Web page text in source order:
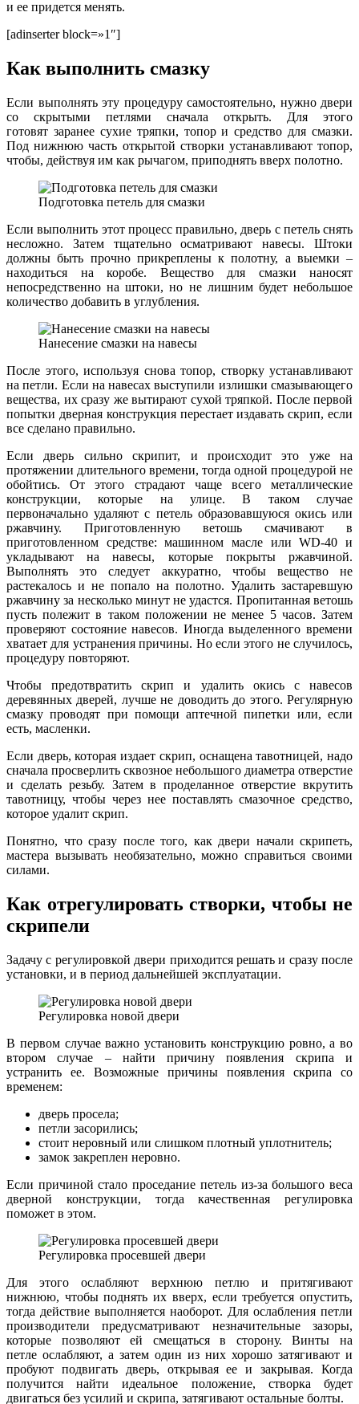
и ее придется менять.
[adinserter block=»1″]
Как выполнить смазку
Если выполнять эту процедуру самостоятельно, нужно двери
со скрытыми петлями сначала открыть. Для этого
готовят заранее сухие тряпки, топор и средство для смазки.
Под нижнюю часть открытой створки устанавливают топор,
чтобы, действуя им как рычагом, приподнять вверх полотно.
Подготовка петель для смазки
Если выполнить этот процесс правильно, дверь с петель снять
несложно. Затем тщательно осматривают навесы. Штоки
должны быть прочно прикреплены к полотну, а выемки –
находиться на коробе. Вещество для смазки наносят
непосредственно на штоки, но не лишним будет небольшое
количество добавить в углубления.
Нанесение смазки на навесы
После этого, используя снова топор, створку устанавливают
на петли. Если на навесах выступили излишки смазывающего
вещества, их сразу же вытирают сухой тряпкой. После первой
попытки дверная конструкция перестает издавать скрип, если
все сделано правильно.
Если дверь сильно скрипит, и происходит это уже на
протяжении длительного времени, тогда одной процедурой не
обойтись. От этого страдают чаще всего металлические
конструкции, которые на улице. В таком случае
первоначально удаляют с петель образовавшуюся окись или
ржавчину. Приготовленную ветошь смачивают в
приготовленном средстве: машинном масле или WD-40 и
укладывают на навесы, которые покрыты ржавчиной.
Выполнять это следует аккуратно, чтобы вещество не
растекалось и не попало на полотно. Удалить застаревшую
ржавчину за несколько минут не удастся. Пропитанная ветошь
пусть полежит в таком положении не менее 5 часов. Затем
проверяют состояние навесов. Иногда выделенного времени
хватает для устранения причины. Но если этого не случилось,
процедуру повторяют.
Чтобы предотвратить скрип и удалить окись с навесов
деревянных дверей, лучше не доводить до этого. Регулярную
смазку проводят при помощи аптечной пипетки или, если
есть, масленки.
Если дверь, которая издает скрип, оснащена тавотницей, надо
сначала просверлить сквозное небольшого диаметра отверстие
и сделать резьбу. Затем в проделанное отверстие вкрутить
тавотницу, чтобы через нее поставлять смазочное средство,
которое удалит скрип.
Понятно, что сразу после того, как двери начали скрипеть,
мастера вызывать необязательно, можно справиться своими
силами.
Как отрегулировать створки, чтобы не
скрипели
Задачу с регулировкой двери приходится решать и сразу после
установки, и в период дальнейшей эксплуатации.
Регулировка новой двери
В первом случае важно установить конструкцию ровно, а во
втором случае – найти причину появления скрипа и
устранить ее. Возможные причины появления скрипа со
временем:
дверь просела;
петли засорились;
стоит неровный или слишком плотный уплотнитель;
замок закреплен неровно.
Если причиной стало проседание петель из-за большого веса
дверной конструкции, тогда качественная регулировка
поможет в этом.
Регулировка просевшей двери
Для этого ослабляют верхнюю петлю и притягивают
нижнюю, чтобы поднять их вверх, если требуется опустить,
тогда действие выполняется наоборот. Для ослабления петли
производители предусматривают незначительные зазоры,
которые позволяют ей смещаться в сторону. Винты на
петле ослабляют, а затем один из них хорошо затягивают и
пробуют подвигать дверь, открывая ее и закрывая. Когда
получится найти идеальное положение, створка будет
двигаться без усилий и скрипа, затягивают остальные болты.